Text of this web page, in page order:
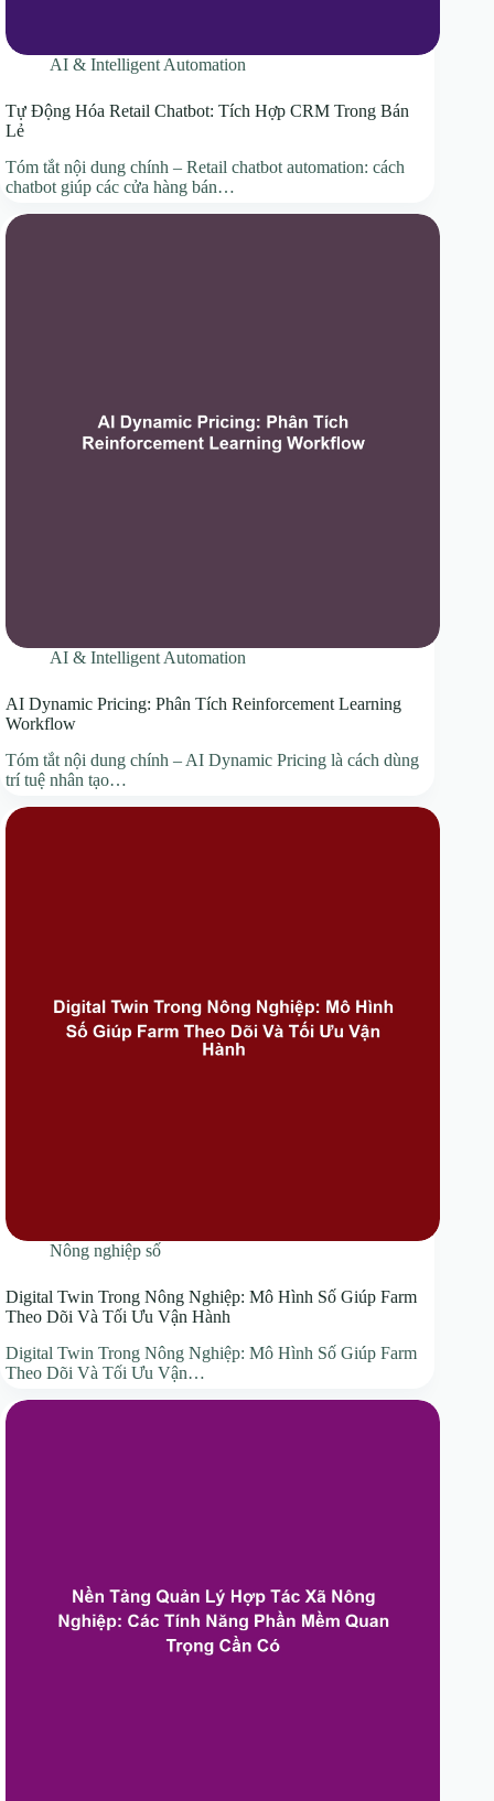
AI & Intelligent Automation
Tự Động Hóa Retail Chatbot: Tích Hợp CRM Trong Bán
Lẻ
Tóm tắt nội dung chính – Retail chatbot automation: cách
chatbot giúp các cửa hàng bán…
AI & Intelligent Automation
AI Dynamic Pricing: Phân Tích Reinforcement Learning
Workflow
Tóm tắt nội dung chính – AI Dynamic Pricing là cách dùng
trí tuệ nhân tạo…
Nông nghiệp số
Digital Twin Trong Nông Nghiệp: Mô Hình Số Giúp Farm
Theo Dõi Và Tối Ưu Vận Hành
Digital Twin Trong Nông Nghiệp: Mô Hình Số Giúp Farm
Theo Dõi Và Tối Ưu Vận…